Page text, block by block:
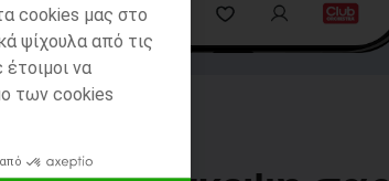
cookies μας στο
ψίχουλα από τις
να
των cookies